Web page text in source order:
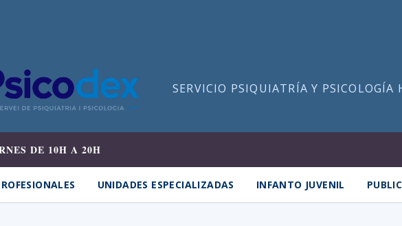
SERVICIO PSIQUIATRÍA Y
DE 10H A 20H
UNIDADES ESPECIALIZADAS INFANTO JUVENIL